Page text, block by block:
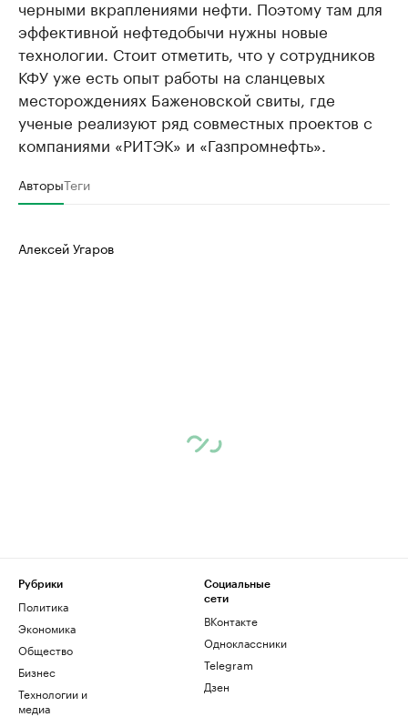
черными вкраплениями нефти. Поэтому там для
эффективной нефтедобычи нужны новые
технологии. Стоит отметить, что у сотрудников
КФУ уже есть опыт работы на сланцевых
месторождениях Баженовской свиты, где
ученые реализуют ряд совместных проектов с
компаниями «РИТЭК» и «Газпромнефть».
АвторыТеги
Алексей Угаров
Рубрики
Политика
Экономика
Общество
Бизнес
Технологии и
медиа
Социальные
сети
ВКонтакте
Одноклассники
Telegram
Дзен